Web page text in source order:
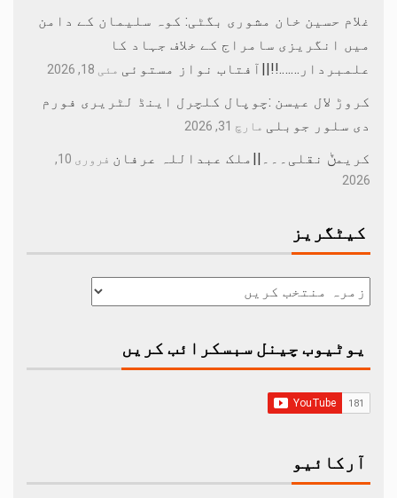
غلام حسین خان مشوری بگٹی: کوہ سلیمان کے دامن
میں انگریزی سامراج کے خلاف جہاد کا
علمبردار…….!!||آفتاب نواز مستوئی مئی 18, 2026
کروڑ لال عیسن :چوپال کلچرل اینڈ لٹریری فورم
دی سلور جوبلی مارچ 31, 2026
کریمݨ نقلی۔۔۔||ملک عبداللہ عرفان
فروری 10,
2026
کیٹگریز
یوٹیوب چینل سبسکرائب کریں
آرکائیو